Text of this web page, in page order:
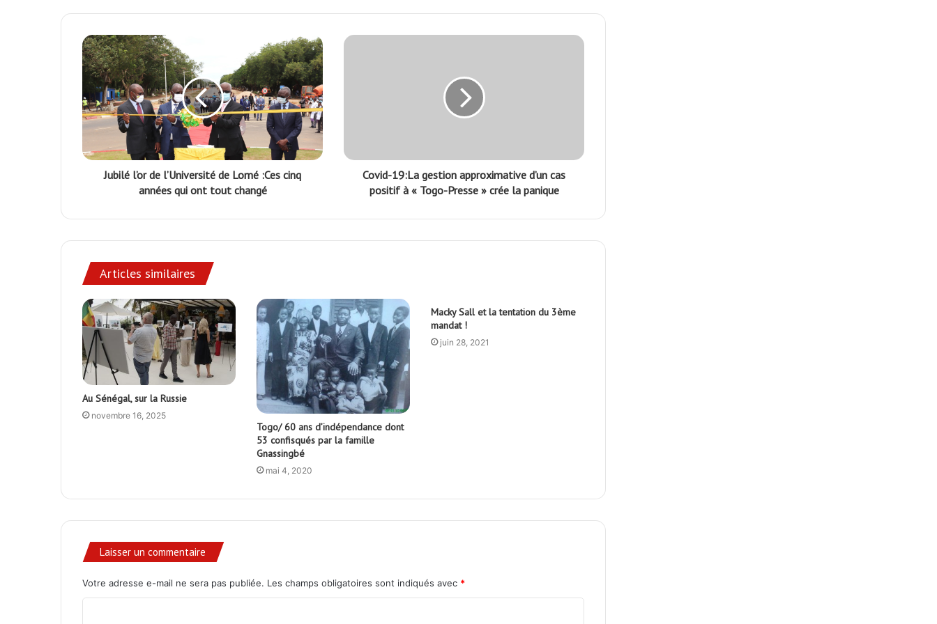
Jubilé l’or de l’Université de Lomé :Ces cinq
années qui ont tout changé
Covid-19:La gestion approximative d’un cas
positif à « Togo-Presse » crée la panique
Articles similaires
Au Sénégal, sur la Russie
novembre 16, 2025
Togo/ 60 ans d’indépendance dont
53 confisqués par la famille
Gnassingbé
mai 4, 2020
Macky Sall et la tentation du 3ème
mandat !
juin 28, 2021
Laisser un commentaire
Votre adresse e-mail ne sera pas publiée. Les champs obligatoires sont indiqués avec *